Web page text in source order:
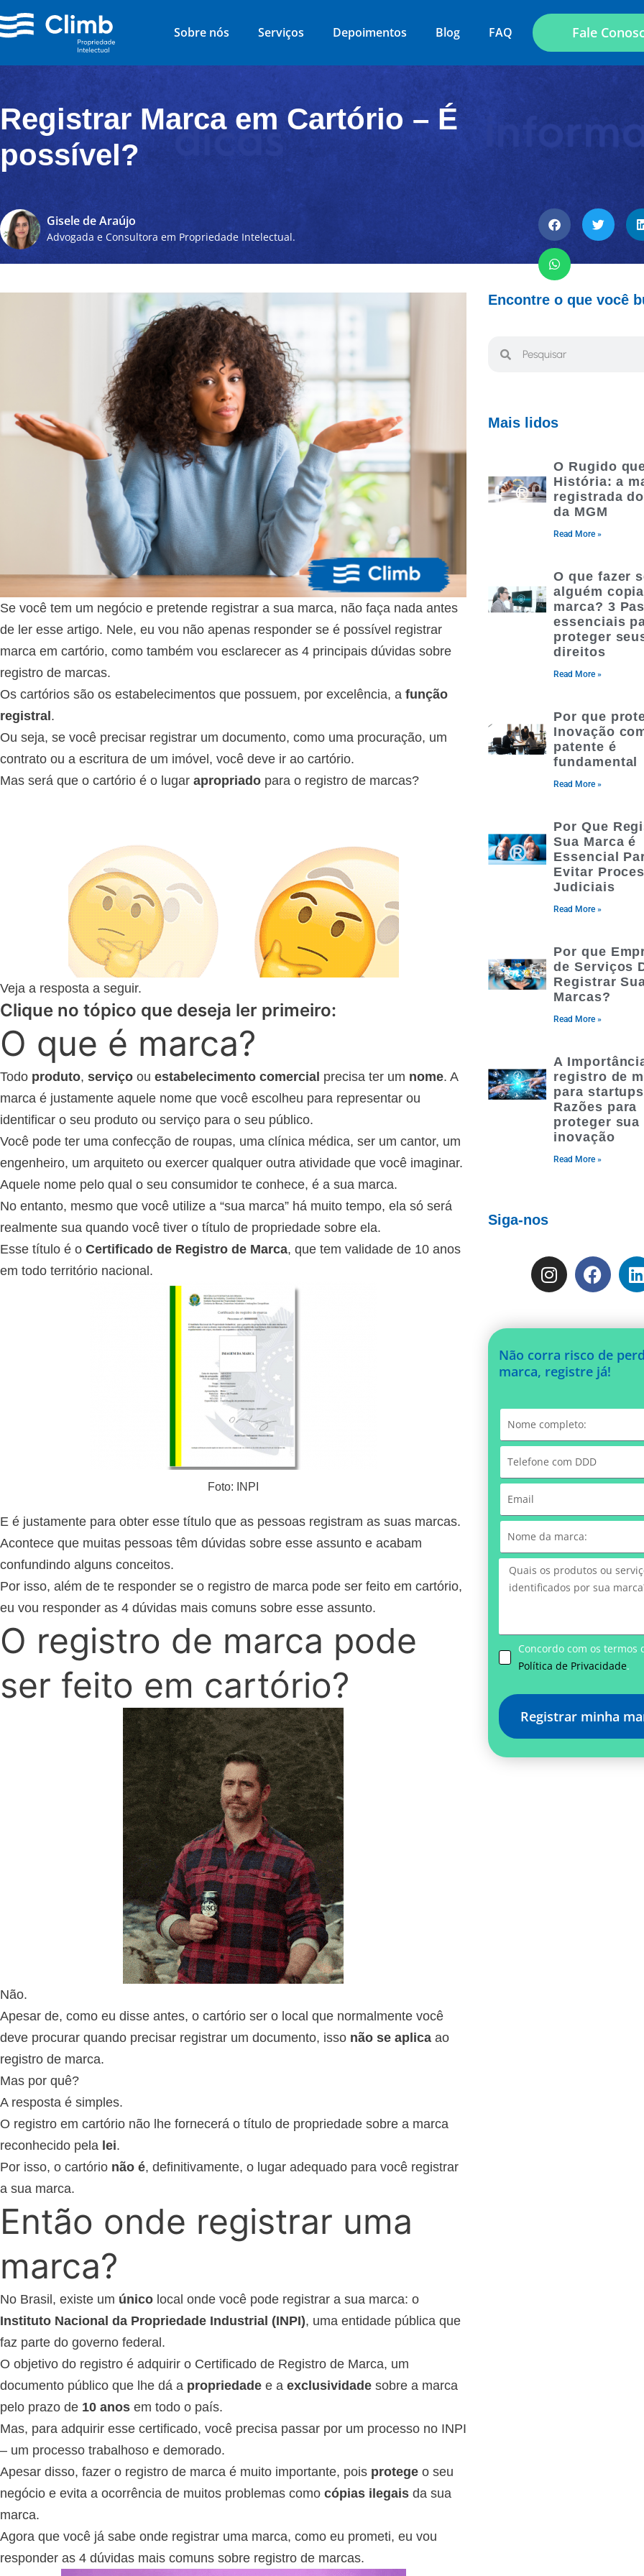
Sobre nós Serviços Depoimentos Blog FAQ Fale
Registrar Marca em Cartório – É
possível?
Gisele de Araújo
Advogada e Consultora em Propriedade Intelectual.
Se você tem um negócio e pretende registrar a sua marca, não faça nada antes
de ler esse artigo. Nele, eu vou não apenas responder se é possível registrar
marca em cartório, como também vou esclarecer as 4 principais dúvidas sobre
registro de marcas.
Os cartórios são os estabelecimentos que possuem, por excelência, a função
registral .
Ou seja, se você precisar registrar um documento, como uma procuração, um
contrato ou a escritura de um imóvel, você deve ir ao cartório.
Mas será que o cartório é o lugar apropriado para o registro de marcas?
Veja a resposta a seguir.
Clique no tópico que deseja ler primeiro:
O que é marca?
Todo produto, serviço ou estabelecimento comercial precisa ter um nome. A
marca é justamente aquele nome que você escolheu para representar ou
identificar o seu produto ou serviço para o seu público.
Você pode ter uma confecção de roupas, uma clínica médica, ser um cantor, um
engenheiro, um arquiteto ou exercer qualquer outra atividade que você imaginar.
Aquele nome pelo qual o seu consumidor te conhece, é a sua marca.
No entanto, mesmo que você utilize a “sua marca” há muito tempo, ela só será
realmente sua quando você tiver o título de propriedade sobre ela.
Esse título é o Certificado de Registro de Marca, que tem validade de 10 anos
em todo território nacional.
Foto: INPI
E é justamente para obter esse título que as pessoas registram as suas marcas.
Acontece que muitas pessoas têm dúvidas sobre esse assunto e acabam
confundindo alguns conceitos.
Por isso, além de te responder se o registro de marca pode ser feito em cartório,
eu vou responder as 4 dúvidas mais comuns sobre esse assunto.
O registro de marca pode
ser feito em cartório?
Não.
Apesar de, como eu disse antes, o cartório ser o local que normalmente você
deve procurar quando precisar registrar um documento, isso não se aplica ao
registro de marca.
Mas por quê?
A resposta é simples.
O registro em cartório não lhe fornecerá o título de propriedade sobre a marca
reconhecido pela lei.
Por isso, o cartório não é, definitivamente, o lugar adequado para você registrar
a sua marca.
Então onde registrar uma
marca?
No Brasil, existe um único local onde você pode registrar a sua marca: o
Instituto Nacional da Propriedade Industrial (INPI), uma entidade pública que
faz parte do governo federal.
O objetivo do registro é adquirir o Certificado de Registro de Marca, um
documento público que lhe dá a propriedade e a exclusividade sobre a marca
pelo prazo de 10 anos em todo o país.
Mas, para adquirir esse certificado, você precisa passar por um processo no INPI
– um processo trabalhoso e demorado.
Apesar disso, fazer o registro de marca é muito importante, pois protege o seu
negócio e evita a ocorrência de muitos problemas como cópias ilegais da sua
marca.
Agora que você já sabe onde registrar uma marca, como eu prometi, eu vou
responder as 4 dúvidas mais comuns sobre registro de marcas.
Encontre o que você
Mais lidos
O Rugido
História: a
registrada
da MGM
Read More »
O que fazer
alguém
marca? 3
essenciais
proteger
direitos
Read More »
Por que
Inovação
patente é
fundamental
Read More »
Por Que
Sua Marca é
Essencial
Evitar
Judiciais
Read More »
Por que
de Serviços
Registrar
Marcas?
Read More »
A
registro de
para
Razões para
proteger sua
inovação
Read More »
Siga-nos
Não corra risco de
marca, registre já!
Concordo com os termos
Política de Privacidade.
Registrar minha